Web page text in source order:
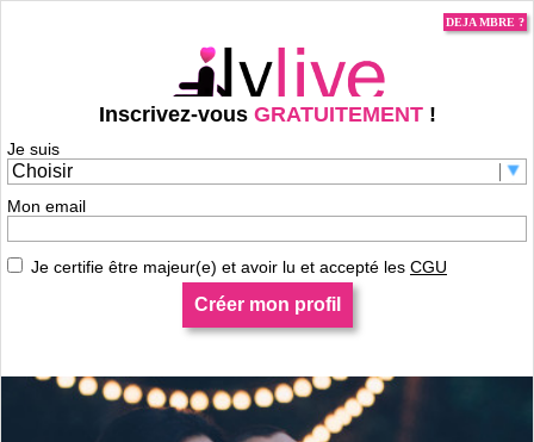
DEJA MBRE ?
Inscrivez-vousGRATUITEMENT !
Je suis
Mon email
Je certifie être majeur(e) et avoir lu et accepté les CGU
Créer mon profil